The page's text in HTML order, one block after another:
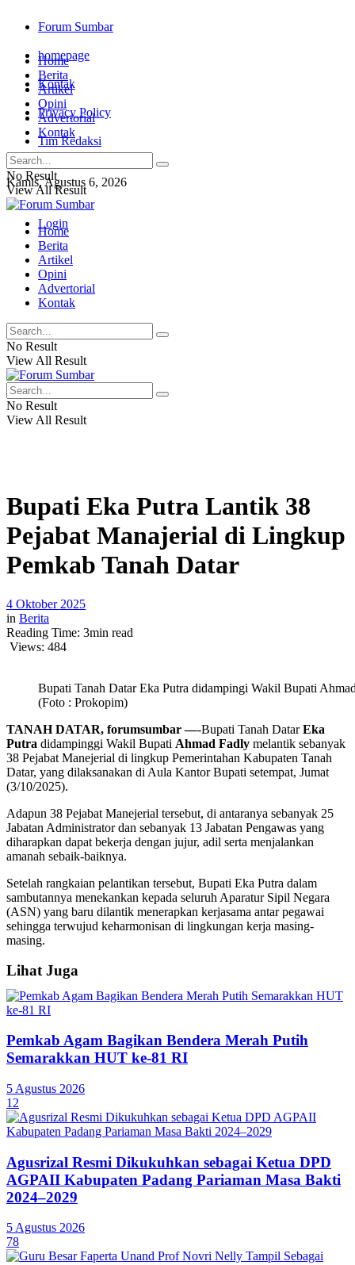
Forum Sumbar
homepage
Kontak
Privacy Policy
Tim Redaksi
Kamis, Agustus 6, 2026
Login
Home
Berita
Artikel
Opini
Advertorial
Kontak
No Result
View All Result
Home
Berita
Artikel
Opini
Advertorial
Kontak
No Result
View All Result
No Result
View All Result
Bupati Eka Putra Lantik 38
Pejabat Manajerial di Lingkup
Pemkab Tanah Datar
4 Oktober 2025
in Berita
Reading Time: 3min read
Views: 484
Bupati Tanah Datar Eka Putra didampingi Wakil Bupati
(Foto : Prokopim)
TANAH DATAR, forumsumbar —-Bupati Tanah DatarEka
Putra didampinggi Wakil Bupati Ahmad Fadly melantik sebanyak
38 Pejabat Manejerial di lingkup Pemerintahan Kabupaten Tanah
Datar, yang dilaksanakan di Aula Kantor Bupati setempat, Jumat
(3/10/2025).
Adapun 38 Pejabat Manejerial tersebut, di antaranya sebanyak 25
Jabatan Administrator dan sebanyak 13 Jabatan Pengawas yang
diharapkan dapat bekerja dengan jujur, adil serta menjalankan
amanah sebaik-baiknya.
Setelah rangkaian pelantikan tersebut, Bupati Eka Putra dalam
sambutannya menekankan kepada seluruh Aparatur Sipil Negara
(ASN) yang baru dilantik menerapkan kerjasama antar pegawai
sehingga terwujud keharmonisan di lingkungan kerja masing-
masing.
Lihat Juga
Pemkab Agam Bagikan Bendera Merah Putih
Semarakkan HUT ke-81 RI
5 Agustus 2026
12
Agusrizal Resmi Dikukuhkan sebagai Ketua DPD
AGPAII Kabupaten Padang Pariaman Masa Bakti
2024–2029
5 Agustus 2026
78